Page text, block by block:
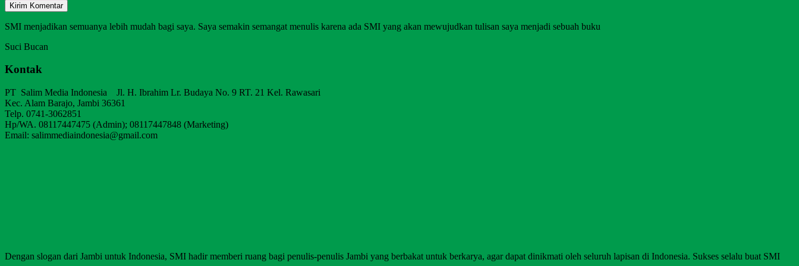
SMI menjadikan semuanya lebih mudah bagi saya. Saya semakin semangat menulis karena ada SMI yang akan mewujudkan tulisan saya menjadi sebuah buku
Suci Bucan
Kontak
PT Salim Media Indonesia Jl. H. Ibrahim Lr. Budaya No. 9 RT. 21 Kel. Rawasari
Kec. Alam Barajo, Jambi 36361
Telp. 0741-3062851
Hp/WA. 08117447475 (Admin); 08117447848 (Marketing)
Email: salimmediaindonesia@gmail.com
Dengan slogan dari Jambi untuk Indonesia, SMI hadir memberi ruang bagi penulis-penulis Jambi yang berbakat untuk berkarya, agar dapat dinikmati oleh seluruh lapisan di Indonesia. Sukses selalu buat SMI